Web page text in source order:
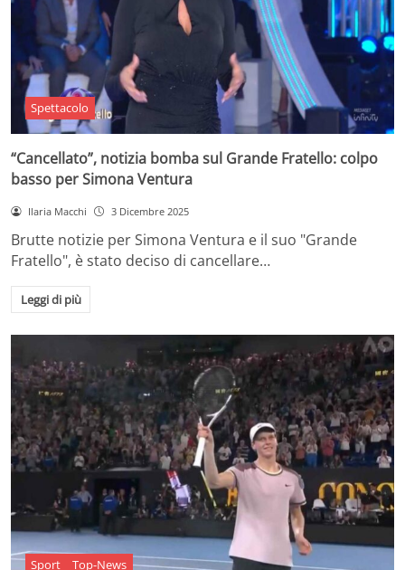
Spettacolo
“Cancellato”, notizia bomba sul Grande Fratello: colpo
basso per Simona Ventura
Ilaria Macchi 3 Dicembre 2025
Brutte notizie per Simona Ventura e il suo "Grande
Fratello", è stato deciso di cancellare…
Leggi di più
Sport Top-News